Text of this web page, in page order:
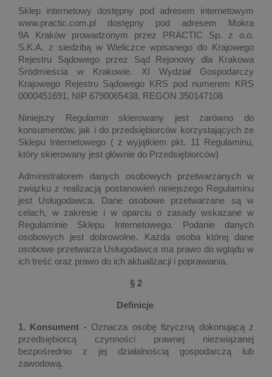
Sklep internetowy dostępny pod adresem internetowym
www.practic.com.pl dostępny pod adresem Mokra
9A Kraków prowadzonym przez PRACTIC Sp. z o.o.
S.K.A. z siedzibą w Wieliczce wpisanego do Krajowego
Rejestru Sądowego przez Sąd Rejonowy dla Krakowa
Śródmieścia w Krakowie. XI Wydział Gospodarczy
Krajowego Rejestru Sądowego KRS pod numerem KRS
0000451691, NIP 6790065438, REGON 350147108
Niniejszy Regulamin skierowany jest zarówno do
konsumentów, jak i do przedsiębiorców korzystających ze
Sklepu Internetowego ( z wyjątkiem pkt. 11 Regulaminu,
który skierowany jest głównie do Przedsiębiorców)
Administratorem danych osobowych przetwarzanych w
związku z realizacją postanowień niniejszego Regulaminu
jest Usługodawca. Dane osobowe przetwarzane są w
celach, w zakresie i w oparciu o zasady wskazane w
Regulaminie Sklepu Internetowego. Podanie danych
osobowych jest dobrowolne. Każda osoba której dane
osobowe przetwarza Usługodawca ma prawo do wglądu w
ich treść oraz prawo do ich aktualizacji i poprawiania.
§ 2
Definicje
1. Konsument - Oznacza osobę fizyczną dokonującą z
przedsiębiorcą czynności prawnej niezwiązanej
bezpośrednio z jej działalnością gospodarczą lub
zawodową.